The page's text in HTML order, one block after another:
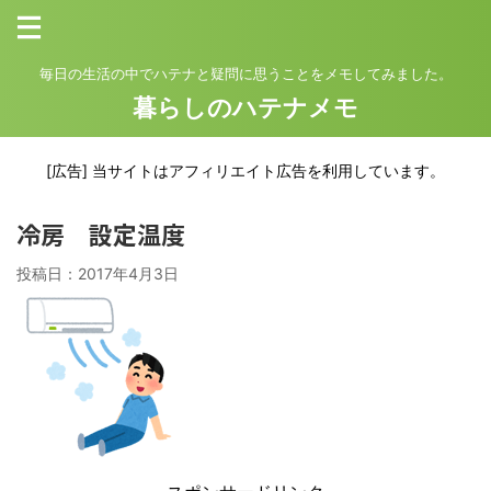
毎日の生活の中でハテナと疑問に思うことをメモしてみました。
暮らしのハテナメモ
[広告] 当サイトはアフィリエイト広告を利用しています。
冷房 設定温度
投稿日： 2017年4月3日